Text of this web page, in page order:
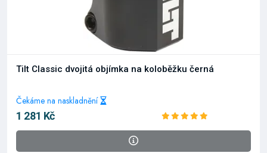
Tilt Classic dvojitá objímka na koloběžku černá
Čekáme na naskladnění
1 281 Kč